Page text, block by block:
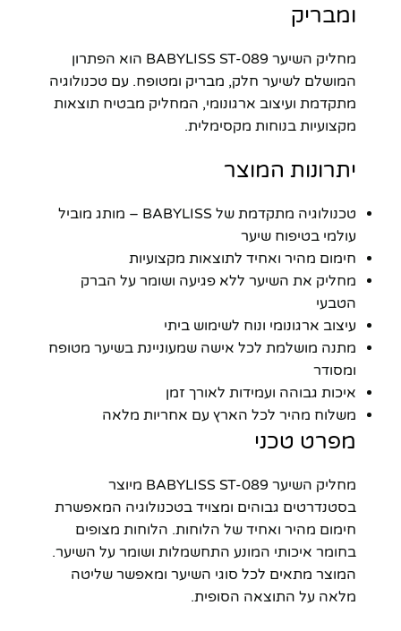
ומבריק
מחליק השיער BABYLISS ST-089 הוא הפתרון
המושלם לשיער חלק, מבריק ומטופח. עם טכנולוגיה
מתקדמת ועיצוב ארגונומי, המחליק מבטיח תוצאות
מקצועיות בנוחות מקסימלית.
יתרונות המוצר
טכנולוגיה מתקדמת של BABYLISS – מותג מוביל
עולמי בטיפוח שיער
חימום מהיר ואחיד לתוצאות מקצועיות
מחליק את השיער ללא פגיעה ושומר על הברק
הטבעי
עיצוב ארגונומי ונוח לשימוש ביתי
מתנה מושלמת לכל אישה שמעוניינת בשיער מטופח
ומסודר
איכות גבוהה ועמידות לאורך זמן
משלוח מהיר לכל הארץ עם אחריות מלאה
מפרט טכני
מחליק השיער BABYLISS ST-089 מיוצר
בסטנדרטים גבוהים ומצויד בטכנולוגיה המאפשרת
חימום מהיר ואחיד של הלוחות. הלוחות מצופים
בחומר איכותי המונע התחשמלות ושומר על השיער.
המוצר מתאים לכל סוגי השיער ומאפשר שליטה
מלאה על התוצאה הסופית.